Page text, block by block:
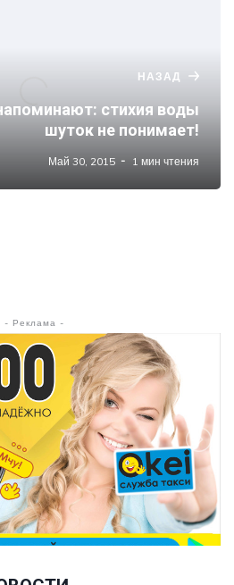
НАЗАД
стихия воды
шуток не понимает!
Май 30, 2015 1 мин чтения
- Реклама -